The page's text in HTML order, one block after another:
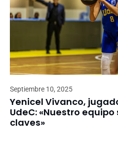
Septiembre 10, 2025
Yenicel Vivanco,
UdeC: «Nuestro
claves»